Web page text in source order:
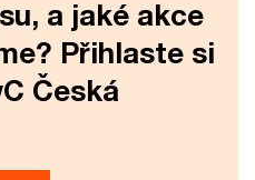
a jaké akce
Přihlaste si
Česká